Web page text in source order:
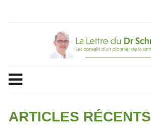
ARTICLES RÉCENTS